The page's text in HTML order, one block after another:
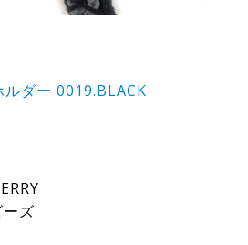
ダー 0019.BLACK
ズ